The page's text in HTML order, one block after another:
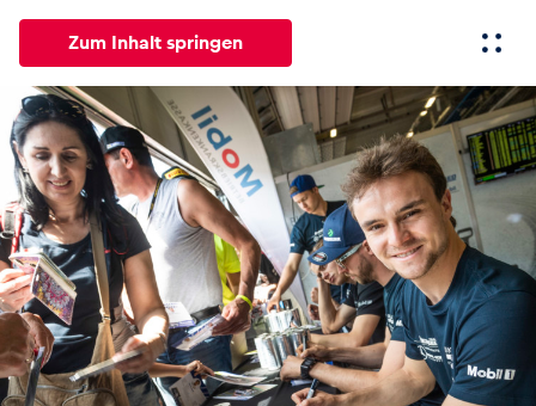
Zum Inhalt springen
Alle News Events Erlebnisse Seiten
News
Alle anzeigen